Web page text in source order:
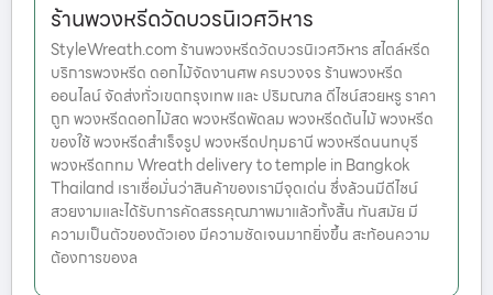
ร้านพวงหรีดวัดบวรนิเวศวิหาร
StyleWreath.com ร้านพวงหรีดวัดบวรนิเวศวิหาร สไตล์หรีด
บริการพวงหรีด ดอกไม้จัดงานศพ ครบวงจร ร้านพวงหรีด
ออนไลน์ จัดส่งทั่วเขตกรุงเทพ และ ปริมณฑล ดีไซน์สวยหรู ราคา
ถูก พวงหรีดดอกไม้สด พวงหรีดพัดลม พวงหรีดต้นไม้ พวงหรีด
ของใช้ พวงหรีดสำเร็จรูป พวงหรีดปทุมธานี พวงหรีดนนทบุรี
พวงหรีดกทม Wreath delivery to temple in Bangkok
Thailand เราเชื่อมั่นว่าสินค้าของเรามีจุดเด่น ซึ่งล้วนมีดีไซน์
สวยงามและได้รับการคัดสรรคุณภาพมาแล้วทั้งสิ้น ทันสมัย มี
ความเป็นตัวของตัวเอง มีความชัดเจนมากยิ่งขึ้น สะท้อนความ
ต้องการของล